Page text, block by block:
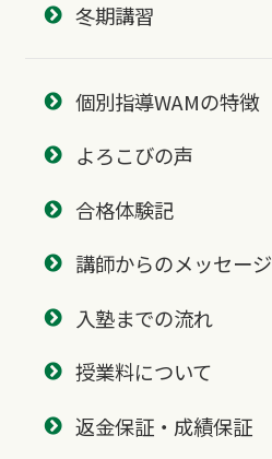
冬期講習
個別指導WAMの特徴
よろこびの声
合格体験記
講師からのメッセージ
入塾までの流れ
授業料について
返金保証・成績保証